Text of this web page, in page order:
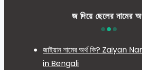
জ দিয়ে ছেলের নামের
জাইয়ান নামের অর্থ কি? Zaiyan
in Bengali